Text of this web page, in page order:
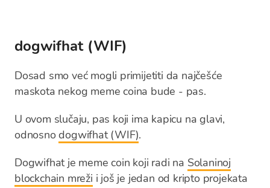
dogwifhat (WIF)
Dosad smo već mogli primijetiti da najčešće
maskota nekog meme coina bude - pas.
U ovom slučaju, pas koji ima kapicu na glavi,
odnosnodogwifhat (WIF).
Dogwifhat je meme coin koji radi na Solaninoj
blockchain mreži i još je jedan od kripto projekata